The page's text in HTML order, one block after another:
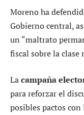
Moreno ha
Gobierno central,
un “maltrato
fiscal sobre la clase
Lacampaña
para reforzar el
posibles pactos